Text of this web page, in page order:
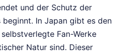
und der Schutz der
beginnt. In Japan gibt es den
Fan-Werke
Natur sind. Dieser